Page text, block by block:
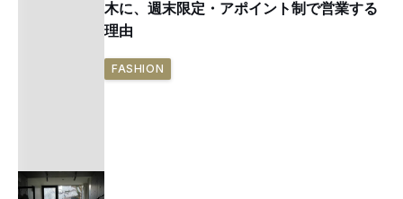
木に、週末限定・アポイント制で営業する
理由
FASHION